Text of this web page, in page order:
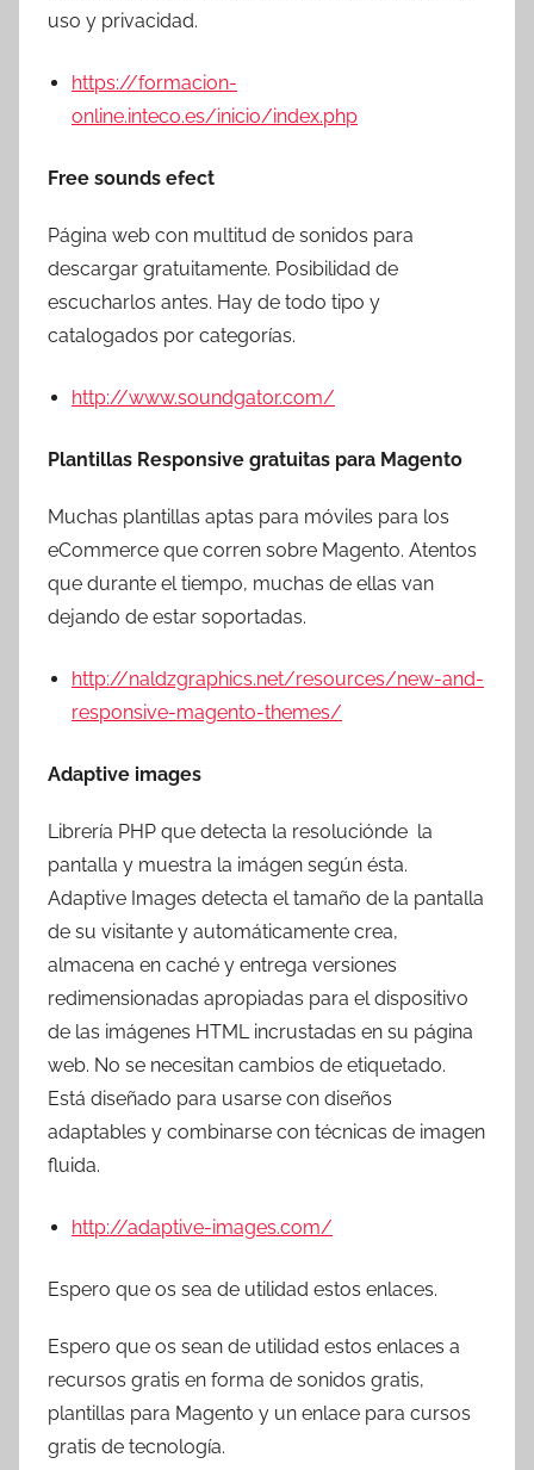
uso y privacidad.
https://formacion-
online.inteco.es/inicio/index.php
Free sounds efect
Página web con multitud de sonidos para
descargar gratuitamente. Posibilidad de
escucharlos antes. Hay de todo tipo y
catalogados por categorías.
http://www.soundgator.com/
Plantillas Responsive gratuitas para Magento
Muchas plantillas aptas para móviles para los
eCommerce que corren sobre Magento. Atentos
que durante el tiempo, muchas de ellas van
dejando de estar soportadas.
http://naldzgraphics.net/resources/new-and-
responsive-magento-themes/
Adaptive images
Librería PHP que detecta la resoluciónde la
pantalla y muestra la imágen según ésta.
Adaptive Images detecta el tamaño de la pantalla
de su visitante y automáticamente crea,
almacena en caché y entrega versiones
redimensionadas apropiadas para el dispositivo
de las imágenes HTML incrustadas en su página
web. No se necesitan cambios de etiquetado.
Está diseñado para usarse con diseños
adaptables y combinarse con técnicas de imagen
fluida.
http://adaptive-images.com/
Espero que os sea de utilidad estos enlaces.
Espero que os sean de utilidad estos enlaces a
recursos gratis en forma de sonidos gratis,
plantillas para Magento y un enlace para cursos
gratis de tecnología.